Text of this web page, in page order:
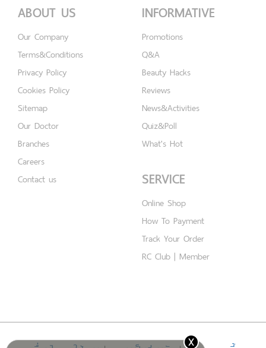
x
ABOUT US
Our Company
Terms&Conditions
Privacy Policy
Cookies Policy
Sitemap
Our Doctor
Branches
Careers
Contact us
INFORMATIVE
Promotions
Q&A
Beauty Hacks
Reviews
News&Activities
Quiz&Poll
What's Hot
SERVICE
Online Shop
How To Payment
Track Your Order
RC Club | Member